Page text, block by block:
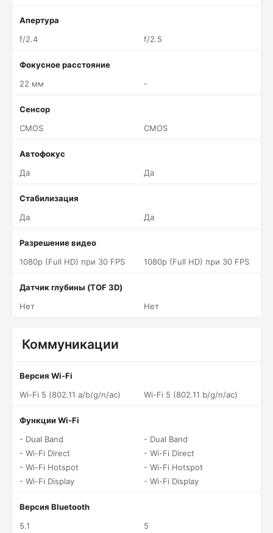
Апертура
f/2.4
f/2.5
Фокусное расстояние
22 мм
-
Сенсор
CMOS
CMOS
Автофокус
Да
Да
Стабилизация
Да
Да
Разрешение видео
1080p (Full HD) при 30 FPS
1080p (Full HD) при 30 FPS
Датчик глубины (TOF 3D)
Нет
Нет
Коммуникации
Версия Wi-Fi
Wi-Fi 5 (802.11 a/b/g/n/ac)
Wi-Fi 5 (802.11 b/g/n/ac)
Функции Wi-Fi
- Dual Band
- Wi-Fi Direct
- Wi-Fi Hotspot
- Wi-Fi Display
- Dual Band
- Wi-Fi Direct
- Wi-Fi Hotspot
- Wi-Fi Display
Версия Bluetooth
5.1
5